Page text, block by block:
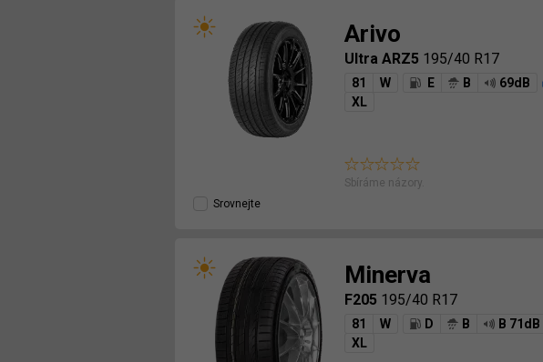
Arivo
Ultra ARZ5 195/40 R17
81 W E B
69dB
XL
Sbíráme názory.
Srovnejte
Minerva
F205 195/40 R17
81 W D B
B 71dB
XL